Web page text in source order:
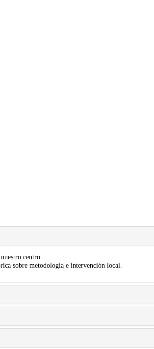
centro.
sobre metodología e intervención local.